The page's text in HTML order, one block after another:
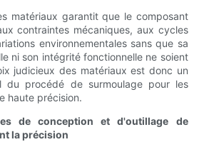
matériaux garantit que le composant
contraintes mécaniques, aux cycles
environnementales sans que sa
ni son intégrité fonctionnelle ne soient
judicieux des matériaux est donc un
du procédé de surmoulage pour les
haute précision.
de conception et d'outillage de
la précision